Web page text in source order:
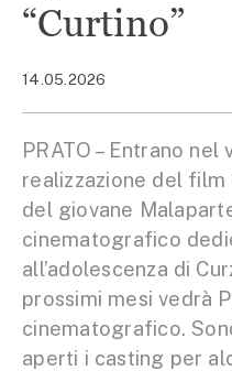
“Curtino”
14.05.2026
PRATO – Entrano
realizzazione del film
del giovane
cinematografico
all’adolescenza di
prossimi mesi vedrà
cinematografico.
aperti i casting per